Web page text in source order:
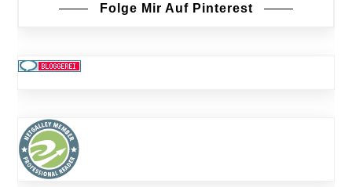
Folge Mir Auf Pinterest